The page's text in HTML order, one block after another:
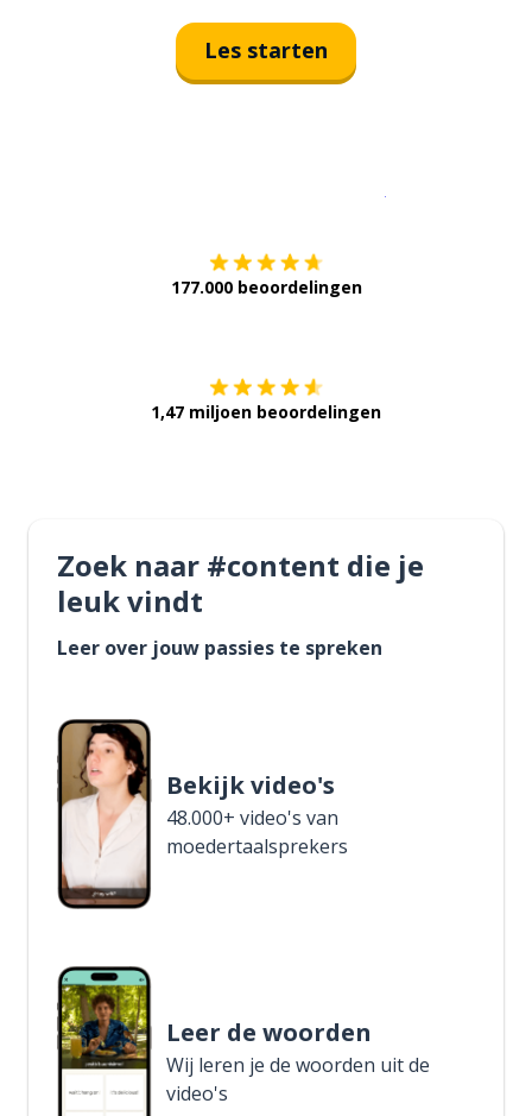
Les starten
177.000 beoordelingen
1,47 miljoen beoordelingen
Zoek naar #content die je
leuk vindt
Leer over jouw passies te spreken
Bekijk video's
48.000+ video's van
moedertaalsprekers
Leer de woorden
Wij leren je de woorden uit de
video's